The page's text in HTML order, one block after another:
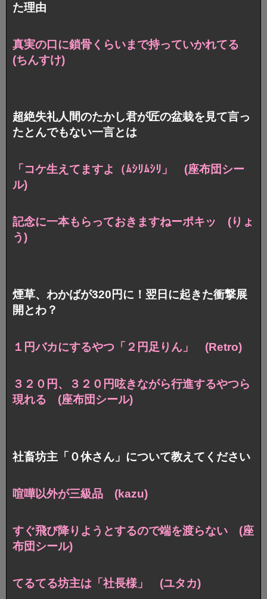
た理由
真実の口に鎖骨くらいまで持っていかれてる
(ちんすけ)
超絶失礼人間のたかし君が匠の盆栽を見て言っ
たとんでもない一言とは
「コケ生えてますよ（ﾑｼﾘﾑｼﾘ」 (座布団シー
ル)
記念に一本もらっておきますねーポキッ (りょ
う)
煙草、わかばが320円に！翌日に起きた衝撃展
開とわ？
１円バカにするやつ「２円足りん」 (Retro)
３２０円、３２０円呟きながら行進するやつら
現れる (座布団シール)
社畜坊主「０休さん」について教えてください
喧嘩以外が三級品 (kazu)
すぐ飛び降りようとするので端を渡らない (座
布団シール)
てるてる坊主は「社長様」 (ユタカ)